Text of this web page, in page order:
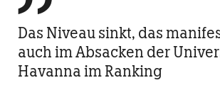
Das Niveau sinkt, das
auch im Absacken der
Havanna im Ranking